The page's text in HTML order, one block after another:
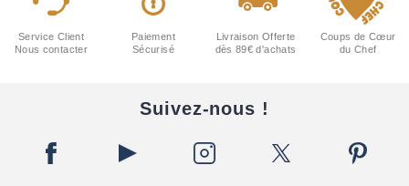
Service Client
Nous contacter
Paiement
Sécurisé
Livraison Offerte
dès 89€ d'achats
Coups de Cœur
du Chef
Suivez-nous !